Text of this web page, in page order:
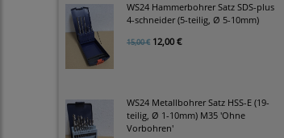
WS24 Hammerbohrer Satz SDS-plus
4-schneider (5-teilig, Ø 5-10mm)
15,00 € 12,00 €
WS24 Metallbohrer Satz HSS-E (19-
teilig, Ø 1-10mm) M35 'Ohne
Vorbohren'